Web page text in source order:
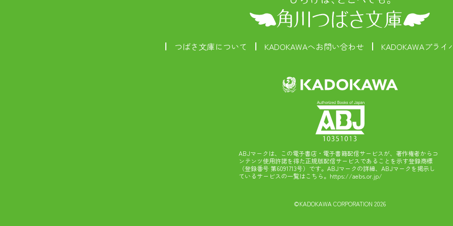
つばさ文庫について KADOKAWAへお問い合わせ KADOKAWAプラ
ABJマークは、この電子書店・電子書籍配信サービスが、著作権者からコ
ンテンツ使用許諾を得た正規版配信サービスであることを示す登録商標
（登録番号 第6091713号）です。ABJマークの詳細、ABJマークを掲示し
ているサービスの一覧はこちら。 https://aebs.or.jp/
©KADOKAWA CORPORATION 2026